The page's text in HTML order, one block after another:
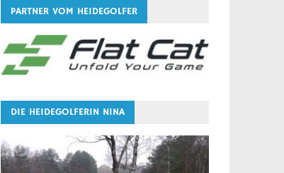
PARTNER VOM HEIDEGOLFER
DIE HEIDEGOLFERIN NINA